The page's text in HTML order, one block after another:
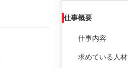
仕事概要
仕事内容
求めている人材